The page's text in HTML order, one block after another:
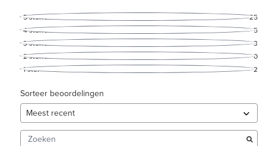
5sterren
25
4sterren
5
3sterren
3
2sterren
0
1ster 2
Sorteer beoordelingen